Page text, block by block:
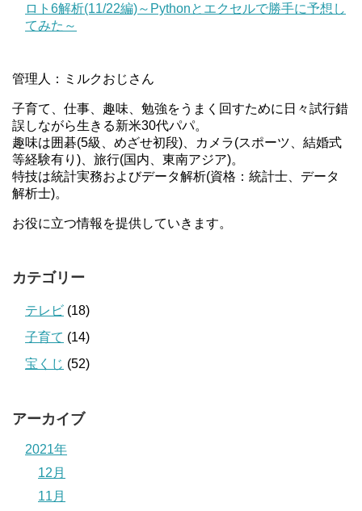
ロト6解析(11/22編)～Pythonとエクセルで勝手に予想し
てみた～
管理人：ミルクおじさん
子育て、仕事、趣味、勉強をうまく回すために日々試行錯
誤しながら生きる新米30代パパ。
趣味は囲碁(5級、めざせ初段)、カメラ(スポーツ、結婚式
等経験有り)、旅行(国内、東南アジア)。
特技は統計実務およびデータ解析(資格：統計士、データ
解析士)。
お役に立つ情報を提供していきます。
カテゴリー
テレビ (18)
子育て (14)
宝くじ (52)
アーカイブ
2021年
12月
11月